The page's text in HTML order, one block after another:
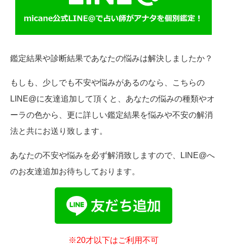
鑑定結果や診断結果であなたの悩みは解決しましたか？
もしも、少しでも不安や悩みがあるのなら、こちらの
LINE@に友達追加して頂くと、あなたの悩みの種類やオ
ーラの色から、更に詳しい鑑定結果を悩みや不安の解消
法と共にお送り致します。
あなたの不安や悩みを必ず解消致しますので、LINE@へ
のお友達追加お待ちしております。
※20才以下はご利用不可